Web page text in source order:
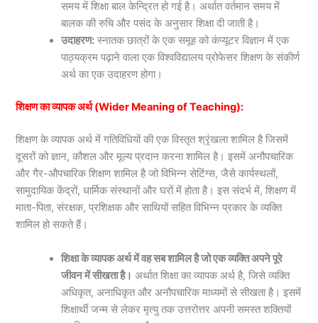
समय में शिक्षा बाल केन्द्रित हो गई है। अर्थात वर्तमान समय में
बालक की रुचि और पसंद के अनुसार शिक्षा दी जाती है।
उदाहरण: स्नातक छात्रों के एक समूह को कंप्यूटर विज्ञान में एक
पाठ्यक्रम पढ़ाने वाला एक विश्वविद्यालय प्रोफेसर शिक्षण के संकीर्ण
अर्थ का एक उदाहरण होगा।
शिक्षण का व्यापक अर्थ (Wider Meaning of Teaching):
शिक्षण के व्यापक अर्थ में गतिविधियों की एक विस्तृत श्रृंखला शामिल है जिसमें
दूसरों को ज्ञान, कौशल और मूल्य प्रदान करना शामिल है। इसमें अनौपचारिक
और गैर-औपचारिक शिक्षण शामिल है जो विभिन्न सेटिंग्स, जैसे कार्यस्थलों,
सामुदायिक केंद्रों, धार्मिक संस्थानों और घरों में होता है। इस संदर्भ में, शिक्षण में
माता-पिता, संरक्षक, प्रशिक्षक और साथियों सहित विभिन्न प्रकार के व्यक्ति
शामिल हो सकते हैं।
शिक्षा के व्यापक अर्थ में वह सब शामिल है जो एक व्यक्ति अपने पूरे
जीवन में सीखता है। अर्थात शिक्षा का व्यापक अर्थ है, जिसे व्यक्ति
अधिकृत, अनाधिकृत और अनौपचारिक माध्यमों से सीखता है। इसमें
शिक्षार्थी जन्म से लेकर मृत्यु तक उत्तरोत्तर अपनी समस्त शक्तियों